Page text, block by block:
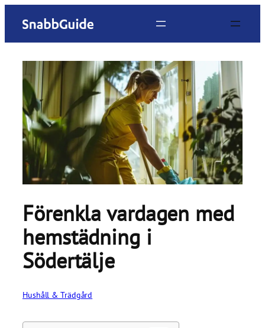
Förenkla vardagen med
hemstädning i
Södertälje
Hushåll & Trädgård